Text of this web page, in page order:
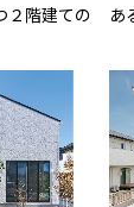
２階建ての
あ